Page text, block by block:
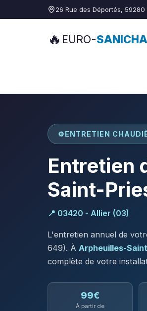
26 Rue des Déportés, 59280
🔥 EURO-
⚙️ENTRETIEN
Entretien
Saint-
📍 03420 - Allier (03)
L'entretien annuel de
649). À Arpheuilles-
complète de votre
99€
À partir de